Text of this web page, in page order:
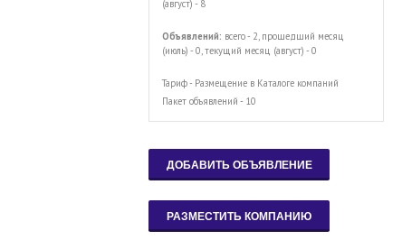
(август) - 8
Объявлений: всего - 2, прошедший месяц
(июль) - 0, текущий месяц (август) - 0
Тариф - Размещение в Каталоге компаний
Пакет объявлений - 10